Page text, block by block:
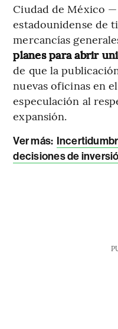
Ciudad de México
estadounidense de
mercancías
planes para abrir
de que la
nuevas oficinas en
especulación al
expansión.
Ver más:
decisiones de